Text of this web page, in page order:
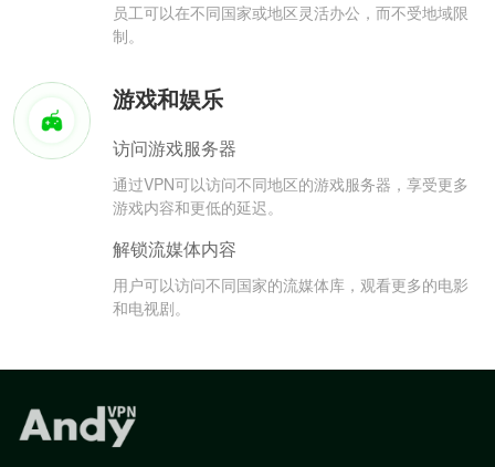
员工可以在不同国家或地区灵活办公，而不受地域限
制。
游戏和娱乐
访问游戏服务器
通过VPN可以访问不同地区的游戏服务器，享受更多
游戏内容和更低的延迟。
解锁流媒体内容
用户可以访问不同国家的流媒体库，观看更多的电影
和电视剧。